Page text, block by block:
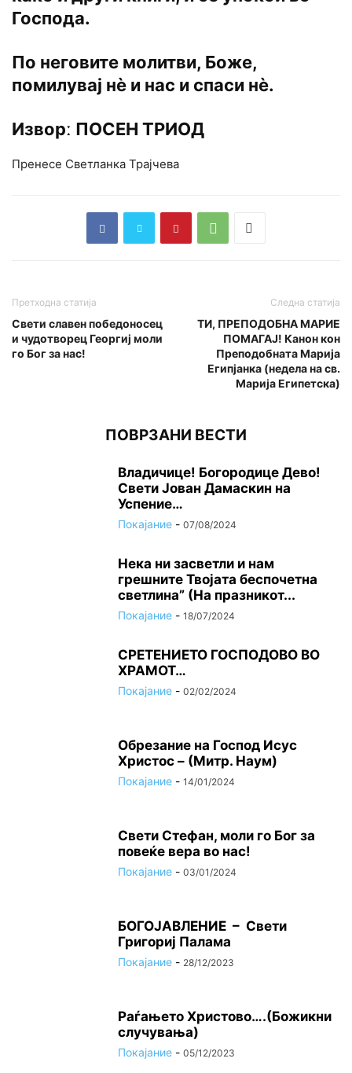
Господа.
По неговите молитви, Боже,
помилувај нѐ и нас и спаси нѐ.
Изворː ПОСЕН ТРИОД
Пренесе Светланка Трајчева
Претходна статија
Свети славен победоносец
и чудотворец Георгиј моли
го Бог за нас!
Следна статија
ТИ, ПРЕПОДОБНА МАРИЕ
ПОМАГАЈ! Канон кон
Преподобната Марија
Египјанка (недела на св.
Марија Египетска)
ПОВРЗАНИ ВЕСТИ
Владичице! Богородице Дево!
Свети Јован Дамаскин на
Успение…
Покајание - 07/08/2024
Нека ни засветли и нам
грешните Твојата беспочетна
светлина” (На празникот...
Покајание - 18/07/2024
СРЕТЕНИЕТО ГОСПОДОВО ВО
ХРАМОТ…
Покајание - 02/02/2024
Oбрезание на Господ Исус
Христос – (Митр. Наум)
Покајание - 14/01/2024
Свети Стефан, моли го Бог за
повеќе вера во нас!
Покајание - 03/01/2024
БОГОЈАВЛЕНИЕ – Свети
Григориј Палама
Покајание - 28/12/2023
Раѓањето Христово….(Божикни
случувања)
Покајание - 05/12/2023